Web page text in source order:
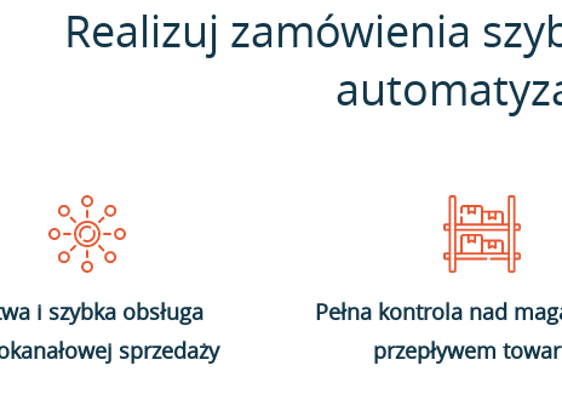
Realizuj zamówienia
i szybka obsługa
sprzedaży
Pełna kontrola nad
przepływem